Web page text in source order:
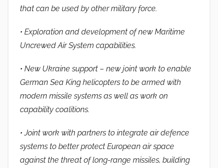
that can be used by other military force.
• Exploration and development of new Maritime
Uncrewed Air System capabilities.
• New Ukraine support – new joint work to enable
German Sea King helicopters to be armed with
modern missile systems as well as work on
capability coalitions.
• Joint work with partners to integrate air defence
systems to better protect European air space
against the threat of long-range missiles, building